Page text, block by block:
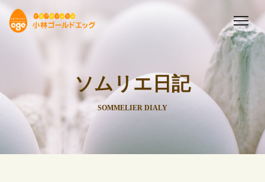
ソムリエ日記
SOMMELIER DIALY